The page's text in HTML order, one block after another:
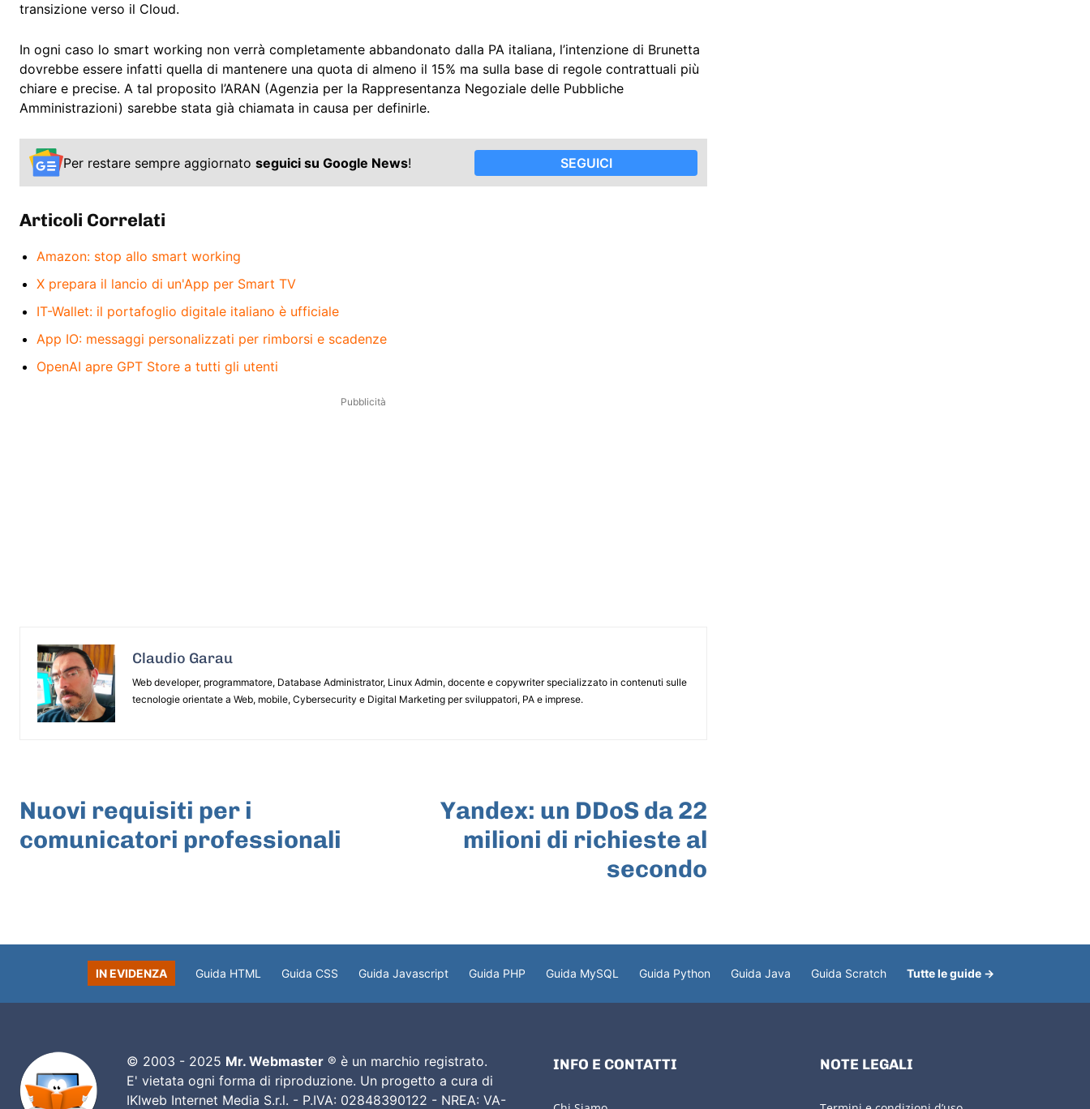
transizione verso il Cloud.
In ogni caso lo smart working non verrà completamente abbandonato dalla PA italiana, l’intenzione di Brunetta
dovrebbe essere infatti quella di mantenere una quota di almeno il 15% ma sulla base di regole contrattuali più
chiare e precise. A tal proposito l’ARAN (Agenzia per la Rappresentanza Negoziale delle Pubbliche
Amministrazioni) sarebbe stata già chiamata in causa per definirle.
Per restare sempre aggiornato seguici su Google News! SEGUICI
Articoli Correlati
Amazon: stop allo smart working
X prepara il lancio di un'App per Smart TV
IT-Wallet: il portafoglio digitale italiano è ufficiale
App IO: messaggi personalizzati per rimborsi e scadenze
OpenAI apre GPT Store a tutti gli utenti
Pubblicità
Claudio Garau
Web developer, programmatore, Database Administrator, Linux Admin, docente e copywriter specializzato in contenuti sulle
tecnologie orientate a Web, mobile, Cybersecurity e Digital Marketing per sviluppatori, PA e imprese.
Nuovi requisiti per i
comunicatori professionali
Yandex: un DDoS da 22
milioni di richieste al
secondo
IN EVIDENZA Guida HTML Guida CSS Guida Javascript Guida PHP Guida MySQL Guida Python Guida Java Guida Scratch Tutte le guide →
© 2003 - 2025 Mr. Webmaster® è un marchio registrato.
E' vietata ogni forma di riproduzione. Un progetto a cura di
IKIweb Internet Media S.r.l. - P.IVA: 02848390122 - NREA: VA-
INFO E CONTATTI NOTE LEGALI